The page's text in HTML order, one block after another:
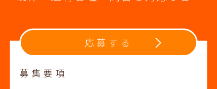
応募する
募集要項